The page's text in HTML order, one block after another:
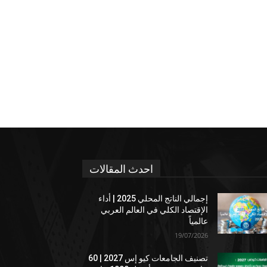
احدث المقالات
إجمالي الناتج المحلي 2025 | أداء
الإقتصاد الكلي في العالم العربي
عالمياً
19/07/2026
تصنيف الجامعات كيو إس 2027 | 60